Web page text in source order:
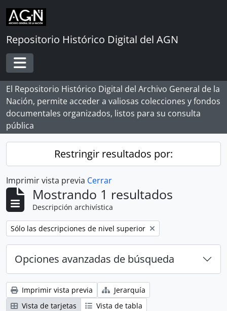
Skip to main content
Repositorio Histórico Digital del AGN
Toggle navigation
El Repositorio Histórico Digital del Archivo General de la
Nación, permite acceder a valiosas colecciones y fondos
documentales organizados, listos para su consulta
pública
Restringir resultados por:
Imprimir vista previa Cerrar
Mostrando 1 resultados
Descripción archivística
Remove filter:
Sólo las descripciones de nivel superior
Opciones avanzadas de búsqueda
Imprimir vista previa
Jerarquía
Vista de tarjetas
Vista de tabla